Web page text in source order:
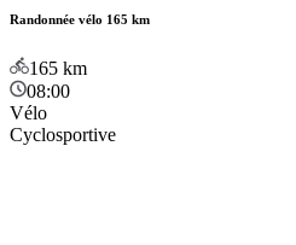
Randonnée vélo 165 km
165 km
08:00
Vélo
Cyclosportive